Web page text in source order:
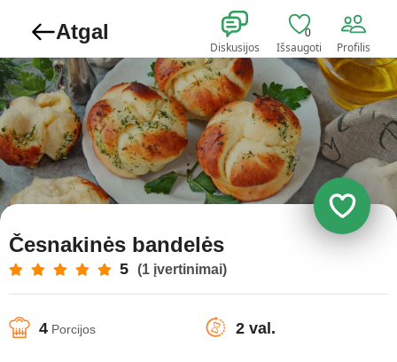
Atgal
Diskusijos
0
Išsaugoti Profilis
Česnakinės bandelės
5 (1 įvertinimai)
4 Porcijos 2 val.